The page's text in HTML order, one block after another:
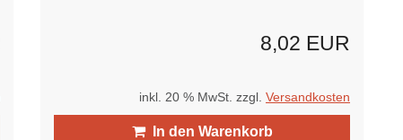
8,02 EUR
inkl. 20 % MwSt. zzgl. Versandkosten
In den Warenkorb